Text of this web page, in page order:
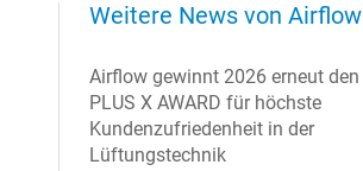
Weitere News von Airflow
Airflow gewinnt 2026 erneut den
PLUS X AWARD für höchste
Kundenzufriedenheit in der
Lüftungstechnik